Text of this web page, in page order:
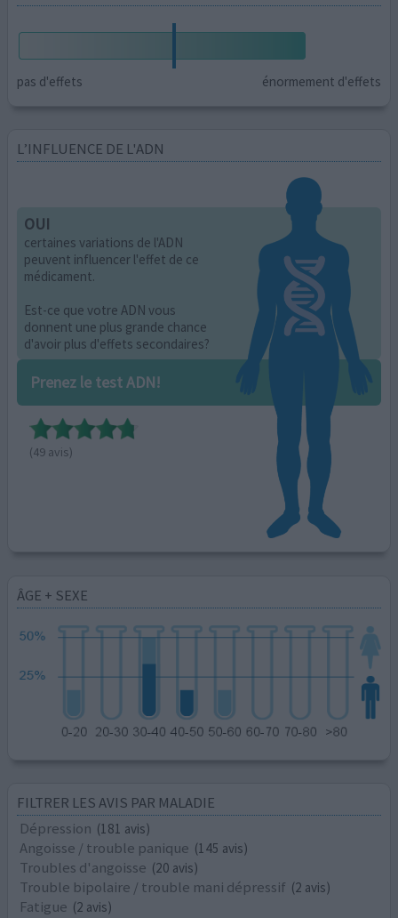
pas d'effets énormement d'effets
L’INFLUENCE DE L'ADN
OUI
certaines variations de l'ADN
peuvent influencer l'effet de ce
médicament.
Est-ce que votre ADN vous
donnent une plus grande chance
d'avoir plus d'effets secondaires?
Prenez le test ADN!
(49 avis)
ÂGE + SEXE
FILTRER LES AVIS PAR MALADIE
Dépression (181 avis)
Angoisse / trouble panique (145 avis)
Troubles d'angoisse (20 avis)
Trouble bipolaire / trouble mani dépressif (2 avis)
Fatigue (2 avis)